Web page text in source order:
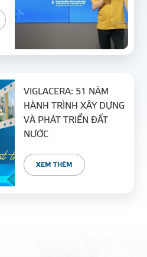
VIGLACERA: 51 NĂM
HÀNH TRÌNH XÂY DỰNG
VÀ PHÁT TRIỂN ĐẤT
NƯỚC
XEM THÊM